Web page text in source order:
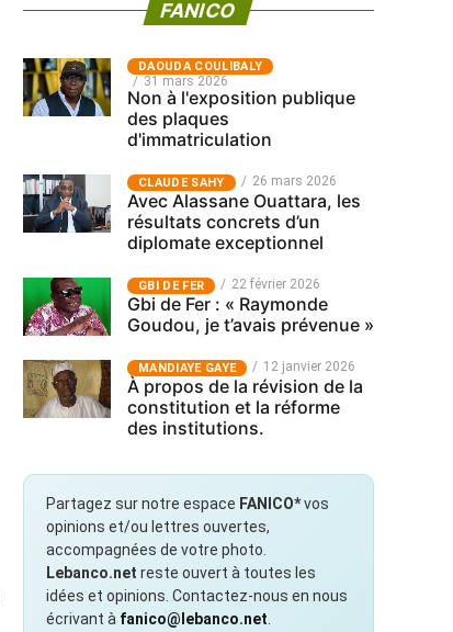
FANICO
‎DAOUDA COULIBALY
31 mars 2026
Non à l'exposition publique
des plaques
d'immatriculation
CLAUDE SAHY 26 mars 2026
Avec Alassane Ouattara, les
résultats concrets d’un
diplomate exceptionnel
GBI DE FER 22 février 2026
Gbi de Fer : « Raymonde
Goudou, je t’avais prévenue »
MANDIAYE GAYE 12 janvier 2026
À propos de la révision de la
constitution et la réforme
des institutions.
Partagez sur notre espace FANICO*vos
opinions et/ou lettres ouvertes,
accompagnées de votre photo.
Lebanco.net reste ouvert à toutes les
idées et opinions. Contactez-nous en nous
écrivant à fanico@lebanco.net